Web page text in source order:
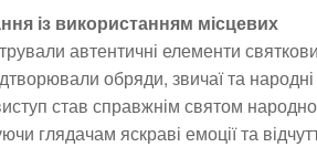
із використанням місцевих
автентичні елементи
обряди, звичаї та народні
став справжнім святом
глядачам яскраві емоції та